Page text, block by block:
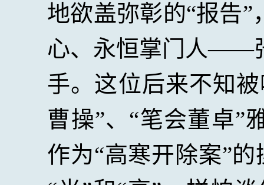
地欲盖弥彰的“报告
心、永恒掌门人——
手。这位后来不知
曹操”、“笔会董卓”
作为“高寒开除案”